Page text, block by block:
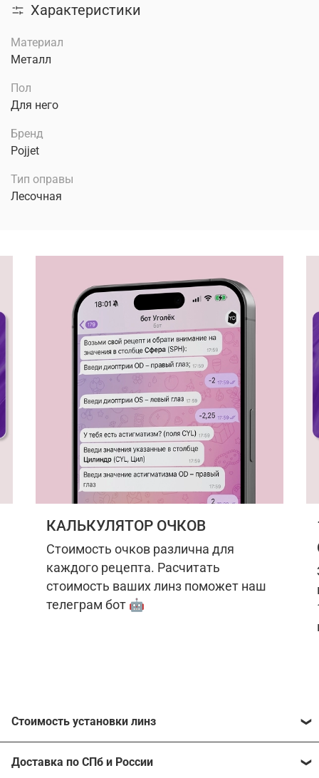
Характеристики
Материал
Металл
Пол
Для него
Бренд
Pojjet
Тип оправы
Лесочная
КАЛЬКУЛЯТОР ОЧКОВ
Стоимость очков различна для
каждого рецепта. Расчитать
стоимость ваших линз поможет наш
телеграм бот 🤖
Стоимость установки линз
Расчитать стоимость ваших линз поможет
Доставка по СПб и России